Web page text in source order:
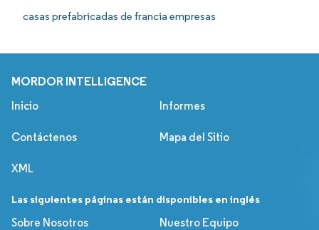
casas prefabricadas de francia empresas
MORDOR INTELLIGENCE
Inicio Informes
Contáctenos Mapa del Sitio
XML
Las siguientes páginas están disponibles en inglés
Sobre Nosotros
Nuestro Equipo